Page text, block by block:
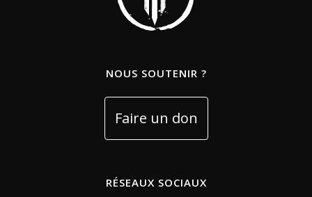
NOUS SOUTENIR ?
RÉSEAUX SOCIAUX